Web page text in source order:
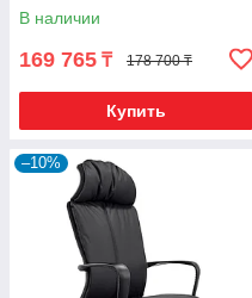
В наличии
169 765 ₸ 178 700 ₸
Купить
–10%